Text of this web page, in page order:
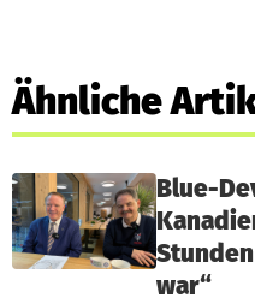
Ähnliche
Blue-
war“